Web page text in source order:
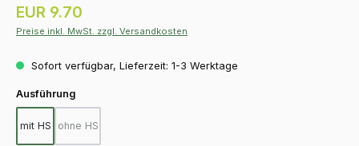
Regulärer Preis:
EUR 9.70
Preise inkl. MwSt. zzgl. Versandkosten
Sofort verfügbar, Lieferzeit: 1-3 Werktage
Ausführung
mit HS ohne HS
(Diese Option ist zurzeit nicht verfügbar.)